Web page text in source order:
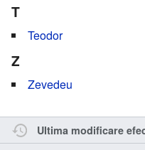
T
Teodor
Z
Zevedeu
Ultima modificare